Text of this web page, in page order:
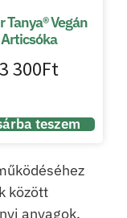
Tanya® Vegán
Articsóka
3 300Ft
teszem
között
anyagok.